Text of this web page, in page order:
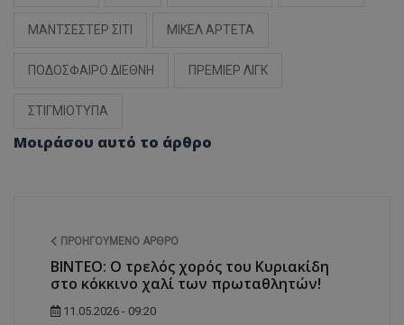
ΜΑΝΤΣΕΣΤΕΡ ΣΙΤΙ ΜΙΚΕΛ ΑΡΤΕΤΑ
ΠΟΔΟΣΦΑΙΡΟ ΔΙΕΘΝΗ ΠΡΕΜΙΕΡ ΛΙΓΚ
ΣΤΙΓΜΙΟΤΥΠΑ
Μοιράσου αυτό το άρθρο
ΠΡΟΗΓΟΎΜΕΝΟ ΆΡΘΡΟ
ΒΙΝΤΕΟ: Ο τρελός χορός του Κυριακίδη
στο κόκκινο χαλί των πρωταθλητών!
11.05.2026 - 09:20